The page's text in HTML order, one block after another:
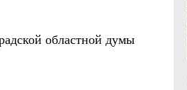
областной думы